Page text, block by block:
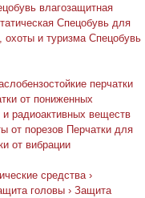
влагозащитная
Спецобувь для
охоты и туризма Спецобувь
перчатки
от пониженных
радиоактивных веществ
от порезов Перчатки для
от вибрации
средства ›
головы › Защита